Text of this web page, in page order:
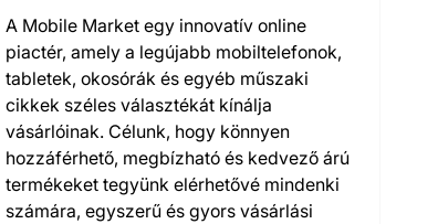
A Mobile Market egy innovatív online
piactér, amely a legújabb mobiltelefonok,
tabletek, okosórák és egyéb műszaki
cikkek széles választékát kínálja
vásárlóinak. Célunk, hogy könnyen
hozzáférhető, megbízható és kedvező árú
termékeket tegyünk elérhetővé mindenki
számára, egyszerű és gyors vásárlási